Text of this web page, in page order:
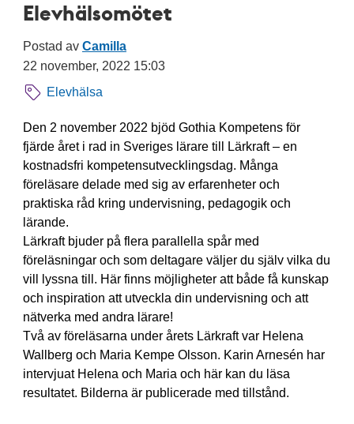
Elevhälsomötet
Postad av Camilla
22 november, 2022 15:03
Elevhälsa
Den 2 november 2022 bjöd Gothia Kompetens för
fjärde året i rad in Sveriges lärare till Lärkraft – en
kostnadsfri kompetensutvecklingsdag. Många
föreläsare delade med sig av erfarenheter och
praktiska råd kring undervisning, pedagogik och
lärande.
Lärkraft bjuder på flera parallella spår med
föreläsningar och som deltagare väljer du själv vilka du
vill lyssna till. Här finns möjligheter att både få kunskap
och inspiration att utveckla din undervisning och att
nätverka med andra lärare!
Två av föreläsarna under årets Lärkraft var Helena
Wallberg och Maria Kempe Olsson. Karin Arnesén har
intervjuat Helena och Maria och här kan du läsa
resultatet. Bilderna är publicerade med tillstånd.